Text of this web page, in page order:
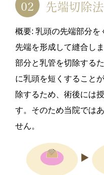
先端切除法
概要: 乳頭の先端部分を
先端を形成して縫合し
部分と乳管を切除する
に乳頭を短くすること
除するため、術後には
す。そのため当院では
せん。